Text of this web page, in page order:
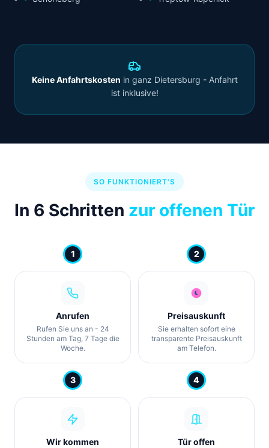
Keine Anfahrtskosten in ganz Dietersburg - Anfahrt
ist inklusive!
SO FUNKTIONIERT'S
In 6 Schritten zur offenen Tür
1
Anrufen
Rufen Sie uns an - 24
Stunden am Tag, 7 Tage die
Woche.
2
Preisauskunft
Sie erhalten sofort eine
transparente Preisauskunft
am Telefon.
3
Wir kommen
4
Tür offen